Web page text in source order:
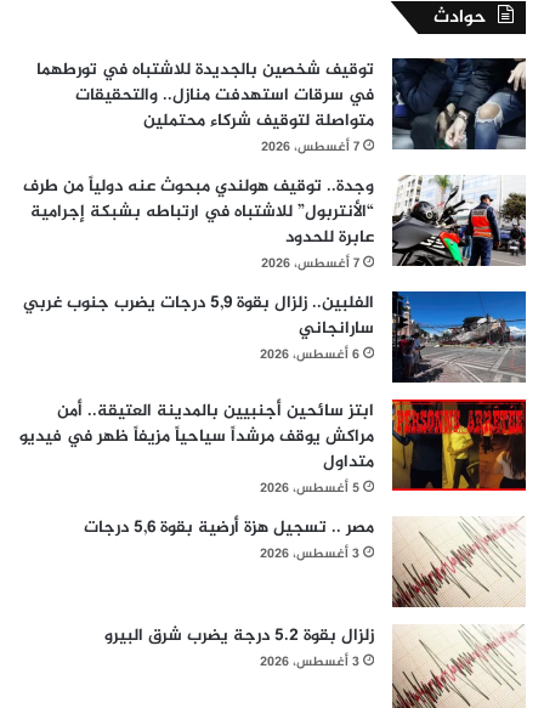
حوادث
توقيف شخصين بالجديدة للاشتباه في تورطهما
في سرقات استهدفت منازل.. والتحقيقات
متواصلة لتوقيف شركاء محتملين
7 أغسطس، 2026
وجدة.. توقيف هولندي مبحوث عنه دولياً من طرف
“الأنتربول” للاشتباه في ارتباطه بشبكة إجرامية
عابرة للحدود
7 أغسطس، 2026
الفلبين.. زلزال بقوة 5,9 درجات يضرب جنوب غربي
سارانجاني
6 أغسطس، 2026
ابتز سائحين أجنبيين بالمدينة العتيقة.. أمن
مراكش يوقف مرشداً سياحياً مزيفاً ظهر في فيديو
متداول
5 أغسطس، 2026
مصر .. تسجيل هزة أرضية بقوة 5,6 درجات
3 أغسطس، 2026
زلزال بقوة 5.2 درجة يضرب شرق البيرو
3 أغسطس، 2026